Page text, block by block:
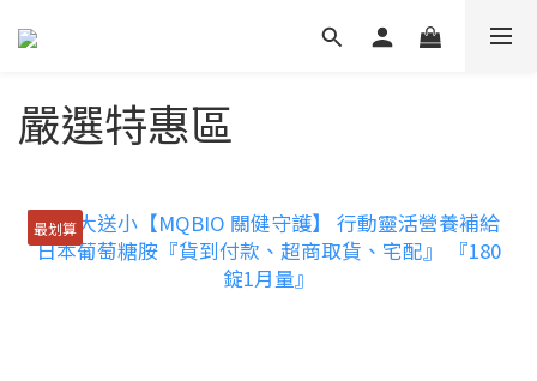
嚴選特惠區
最划算